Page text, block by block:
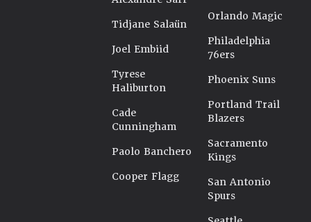
Tidjane Salaün
Joel Embiid
Tyrese
Haliburton
Cade
Cunningham
Paolo Banchero
Cooper Flagg
Orlando Magic
Philadelphia
76ers
Phoenix Suns
Portland Trail
Blazers
Sacramento
Kings
San Antonio
Spurs